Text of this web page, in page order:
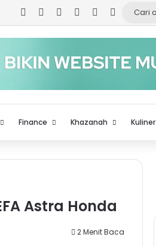
FacebookYouTubeInstagram
TikTokLog In
Finance Khazanah Kuliner
Astra Honda
2 Menit Baca